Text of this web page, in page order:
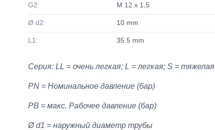
G2: M 12 x 1,5
Ø d2: 10 mm
L1: 35.5 mm
Серия: LL = очень легкая; L = легкая; S = тяжелая
PN = Номинальное давление (бар)
PB = макс. Рабочее давление (бар)
Ø d1 = наружный диаметр трубы